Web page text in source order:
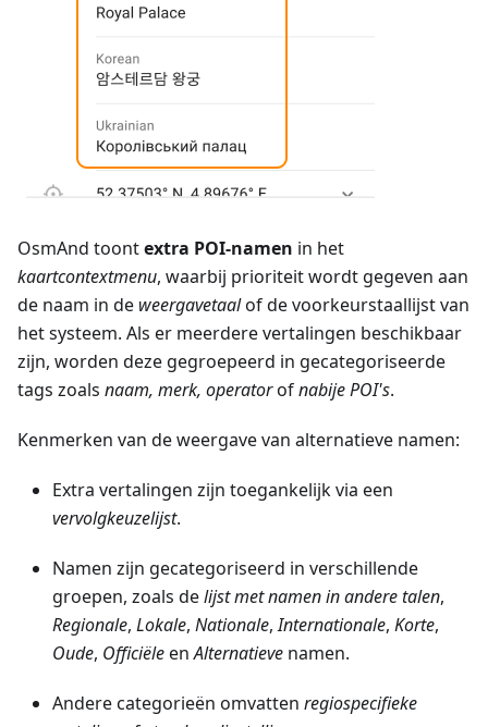
OsmAnd toontextra POI-namen in het
kaartcontextmenu, waarbij prioriteit wordt gegeven aan
de naam in de weergavetaalof de voorkeurstaallijst van
het systeem. Als er meerdere vertalingen beschikbaar
zijn, worden deze gegroepeerd in gecategoriseerde
tags zoals naam, merk, operatorofnabije POI's.
Kenmerken van de weergave van alternatieve namen:
Extra vertalingen zijn toegankelijk via een
vervolgkeuzelijst.
Namen zijn gecategoriseerd in verschillende
groepen, zoals delijst met namen in andere talen,
Regionale, Lokale, Nationale,Internationale, Korte,
Oude, OfficiëleenAlternatieve namen.
Andere categorieën omvatten regiospecifieke